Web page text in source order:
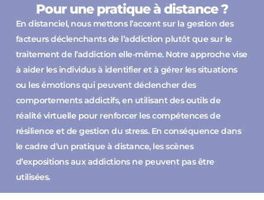
Pour une pratique à distance ?
En distanciel, nous mettons l’accent sur la gestion des
facteurs déclenchants de l’addiction plutôt que sur le
traitement de l’addiction elle-même. Notre approche vise
à aider les individus à identifier et à gérer les situations
ou les émotions qui peuvent déclencher des
comportements addictifs, en utilisant des outils de
réalité virtuelle pour renforcer les compétences de
résilience et de gestion du stress. En conséquence dans
le cadre d’un pratique à distance, les scènes
d’expositions aux addictions ne peuvent pas être
utilisées.